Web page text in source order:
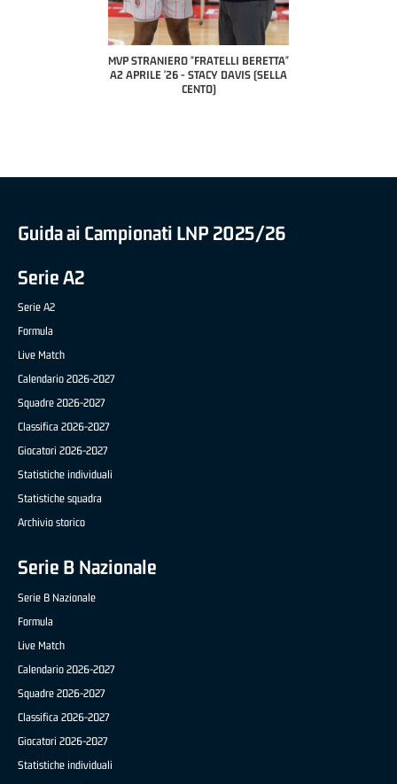
MVP "FRATELLI BERETTA" SAMUEL
DILAS B NAZIONALE APRILE '26 -
MARCO RESTELLI (TAV TREVIGLIO
Guida ai Campionati LNP 2025/26
Serie A2
Serie A2
Formula
Live Match
Calendario 2026-2027
Squadre 2026-2027
Classifica 2026-2027
Giocatori 2026-2027
Statistiche individuali
Statistiche squadra
Archivio storico
Serie B Nazionale
Serie B Nazionale
Formula
Live Match
Calendario 2026-2027
Squadre 2026-2027
Classifica 2026-2027
Giocatori 2026-2027
Statistiche individuali